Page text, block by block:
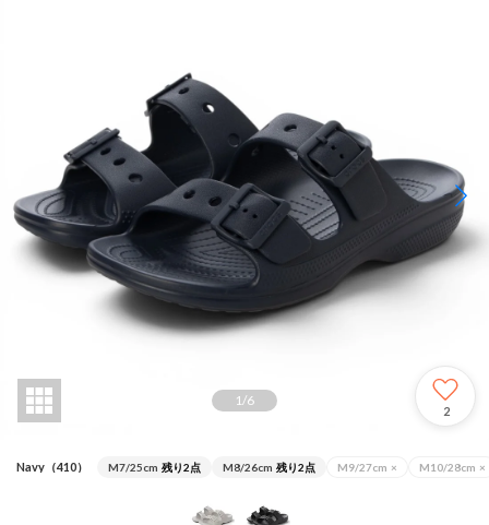
1 /6
2
Navy（410） M7/25cm 残り2点 M8/26cm 残り2点 M9/27cm × M10/28cm ×